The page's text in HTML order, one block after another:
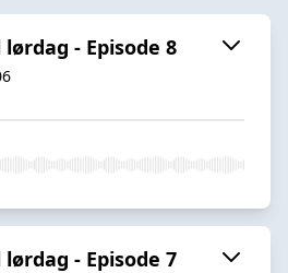
- Episode 8
- Episode 7